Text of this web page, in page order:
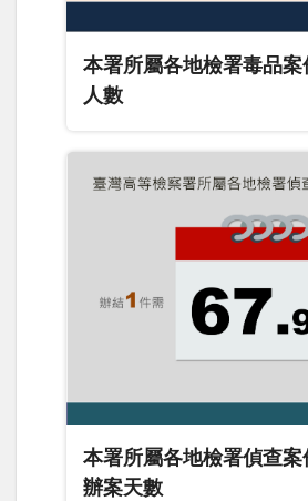
本署所屬各地檢署毒品案
人數
本署所屬各地檢署偵查
辦案天數